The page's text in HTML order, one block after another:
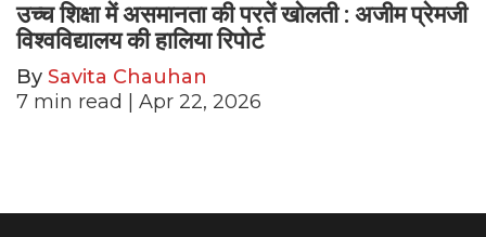
उच्च शिक्षा में असमानता की परतें खोलती : अजीम प्रेमजी
विश्वविद्यालय की हालिया रिपोर्ट
By Savita Chauhan
7 min read | Apr 22, 2026